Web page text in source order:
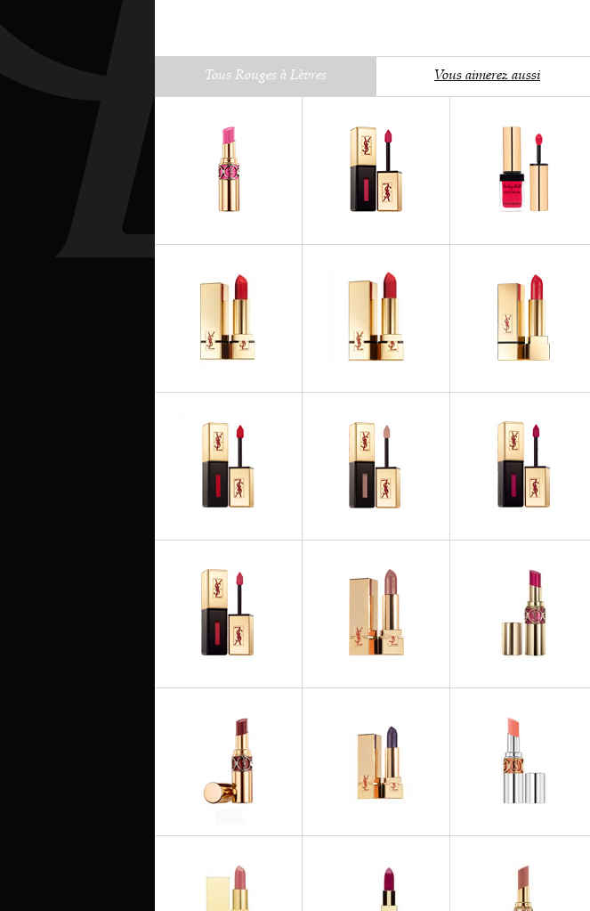
Tous Rouges à Lèvres Vous aimerez aussi
ROUGES À LÈVRES
Look 2014
ROUGES À LÈVRES
2014
ROUGES À LÈVRES
Baby doll Kiss & Blush
ROUGES À LÈVRES
Rouge Pur Couture
ROUGES À LÈVRES
Rouge Pur Couture The
Mats
ROUGES À LÈVRES
Rouge Pur Couture Rebel
Nudes
ROUGES À LÈVRES
Vernis à Lèvres
ROUGES À LÈVRES
ROUGES À LÈVRES
Rouge Pur Couture Vernis à
Rouge Pur Couture Vernis à
ROUGES À LÈVRES
Rouge Pur Couture Golden
Lustre Summer Look 2013
ROUGES À LÈVRES
Rouge Volupté
ROUGES À LÈVRES
Rouge Pur Couture Golden
ROUGES À LÈVRES